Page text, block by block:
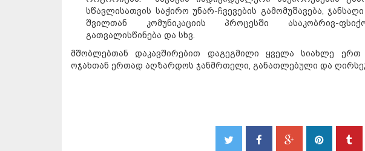
სწავლისათვის საჭირო უნარ-ჩვევების გამომუშავება,
შვილთან კომუნიკაციის პროცესში ასაკობრივ-
გათვალისწინება და სხვ.
მშობლებთან დაკავშირებით დაგეგმილი ყველა სიახლე ერთ
ოჯახთან ერთად აღზარდოს ჯანმრთელი, განათლებული და